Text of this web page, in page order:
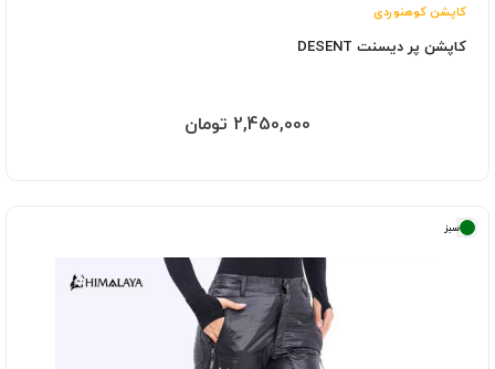
کاپشن کوهنوردی
کاپشن پر دیسنت DESENT
2,450,000 تومان
سبز